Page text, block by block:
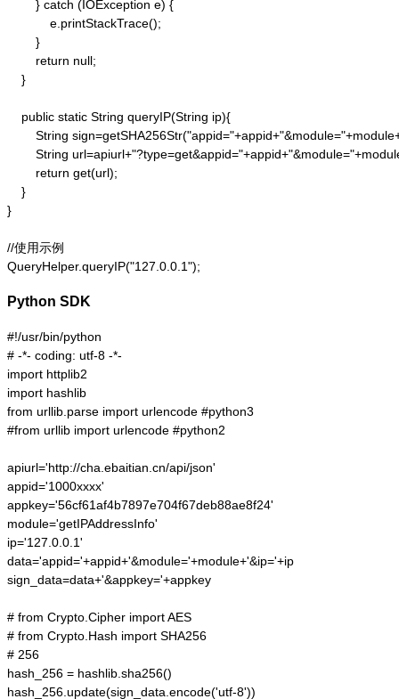
        } catch (IOException e) {
            e.printStackTrace();
        }
        return null;
    }
    public static String queryIP(String ip){
String
String
        return get(url);
    }
}
//使用示例
QueryHelper.queryIP("127.0.0.1");
Python SDK
#!/usr/bin/python
# -*- coding: utf-8 -*-
import httplib2
import hashlib
from urllib.parse import urlencode #python3
#from urllib import urlencode #python2
apiurl='http://cha.ebaitian.cn/api/json'
appid='1000xxxx'
appkey='56cf61af4b7897e704f67deb88ae8f24'
module='getIPAddressInfo'
ip='127.0.0.1'
data='appid='+appid+'&module='+module+'&ip='+ip
sign_data=data+'&appkey='+appkey
# from Crypto.Cipher import AES
# from Crypto.Hash import SHA256
# 256
hash_256 = hashlib.sha256()
hash_256.update(sign_data.encode('utf-8'))